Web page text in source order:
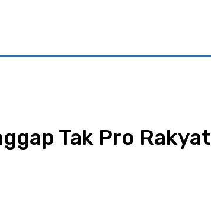
Tak Pro Rakyat